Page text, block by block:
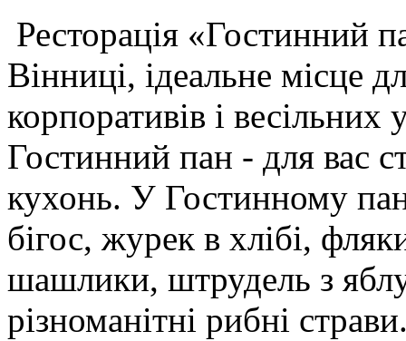
Ресторація «Гостинний
Вінниці, ідеальне місце
корпоративів і
Гостинний пан - для вас
кухонь. У Гостинному
бігос, журек в хлібі,
шашлики, штрудель з
різноманітні рибні